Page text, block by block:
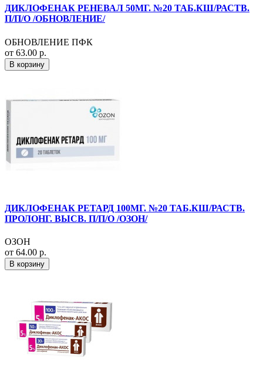
ДИКЛОФЕНАК РЕНЕВАЛ 50МГ. №20 ТАБ.КШ/РАСТВ.
П/П/О /ОБНОВЛЕНИЕ/
ОБНОВЛЕНИЕ ПФК
от 63.00 р.
В корзину
ДИКЛОФЕНАК РЕТАРД 100МГ. №20 ТАБ.КШ/РАСТВ.
ПРОЛОНГ. ВЫСВ. П/П/О /ОЗОН/
ОЗОН
от 64.00 р.
В корзину